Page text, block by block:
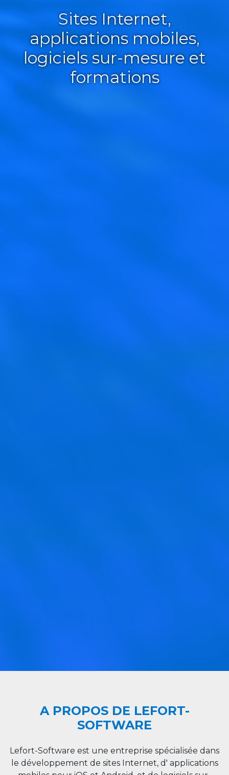
Sites Internet,
applications mobiles,
logiciels sur-mesure et
formations
A PROPOS DE LEFORT-
SOFTWARE
Lefort-Software est une entreprise spécialisée dans
le développement de sites Internet, d' applications